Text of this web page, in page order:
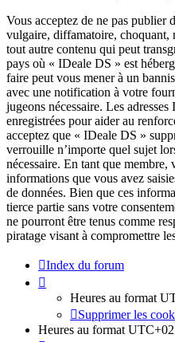
Vous acceptez de ne pas publier
vulgaire, diffamatoire, choquant,
tout autre contenu qui peut
pays où « IDeale DS » est
faire peut vous mener à un
avec une notification à votre
jugeons nécessaire. Les adresses
enregistrées pour aider au
acceptez que « IDeale DS »
verrouille n’importe quel sujet
nécessaire. En tant que membre,
informations que vous avez
de données. Bien que ces
tierce partie sans votre
ne pourront être tenus comme
piratage visant à compromettre
Index du forum
Heures au format
Supprimer les
Heures au format